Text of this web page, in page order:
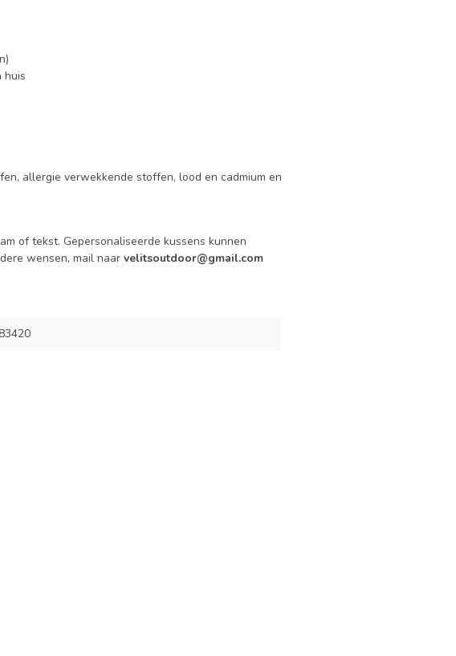
huis
allergie verwekkende stoffen, lood en cadmium en
of tekst. Gepersonaliseerde kussens kunnen
wensen, mail naar velitsoutdoor@gmail.com